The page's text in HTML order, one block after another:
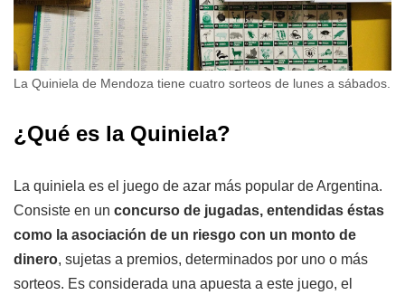
La Quiniela de Mendoza tiene cuatro sorteos de lunes a sábados.
¿Qué es la Quiniela?
La quiniela es el juego de azar más popular de Argentina.
Consiste en un concurso de jugadas, entendidas éstas
como la asociación de un riesgo con un monto de
dinero, sujetas a premios, determinados por uno o más
sorteos. Es considerada una apuesta a este juego, el